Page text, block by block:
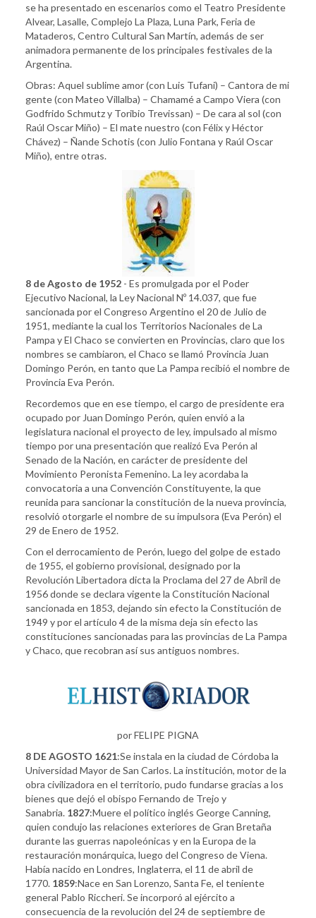
se ha presentado en escenarios como el Teatro Presidente
Alvear, Lasalle, Complejo La Plaza, Luna Park, Feria de
Mataderos, Centro Cultural San Martín, además de ser
animadora permanente de los principales festivales de la
Argentina.
Obras: Aquel sublime amor (con Luis Tufani) – Cantora de mi
gente (con Mateo Villalba) – Chamamé a Campo Viera (con
Godfrido Schmutz y Toribio Trevissan) – De cara al sol (con
Raúl Oscar Miño) – El mate nuestro (con Félix y Héctor
Chávez) – Ñande Schotis (con Julio Fontana y Raúl Oscar
Miño), entre otras.
8 de Agosto de 1952 - Es promulgada por el Poder
Ejecutivo Nacional, la Ley Nacional Nº 14.037, que fue
sancionada por el Congreso Argentino el 20 de Julio de
1951, mediante la cual los Territorios Nacionales de La
Pampa y El Chaco se convierten en Provincias, claro que los
nombres se cambiaron, el Chaco se llamó Provincia Juan
Domingo Perón, en tanto que La Pampa recibió el nombre de
Provincia Eva Perón.
Recordemos que en ese tiempo, el cargo de presidente era
ocupado por Juan Domingo Perón, quien envió a la
legislatura nacional el proyecto de ley, impulsado al mismo
tiempo por una presentación que realizó Eva Perón al
Senado de la Nación, en carácter de presidente del
Movimiento Peronista Femenino. La ley acordaba la
convocatoria a una Convención Constituyente, la que
reunida para sancionar la constitución de la nueva provincia,
resolvió otorgarle el nombre de su impulsora (Eva Perón) el
29 de Enero de 1952.
Con el derrocamiento de Perón, luego del golpe de estado
de 1955, el gobierno provisional, designado por la
Revolución Libertadora dicta la Proclama del 27 de Abril de
1956 donde se declara vigente la Constitución Nacional
sancionada en 1853, dejando sin efecto la Constitución de
1949 y por el artículo 4 de la misma deja sin efecto las
constituciones sancionadas para las provincias de La Pampa
y Chaco, que recobran así sus antiguos nombres.
por FELIPE PIGNA
8 DE AGOSTO 1621:Se instala en la ciudad de Córdoba la
Universidad Mayor de San Carlos. La institución, motor de la
obra civilizadora en el territorio, pudo fundarse gracias a los
bienes que dejó el obispo Fernando de Trejo y
Sanabria. 1827:Muere el político inglés George Canning,
quien condujo las relaciones exteriores de Gran Bretaña
durante las guerras napoleónicas y en la Europa de la
restauración monárquica, luego del Congreso de Viena.
Había nacido en Londres, Inglaterra, el 11 de abril de
1770. 1859:Nace en San Lorenzo, Santa Fe, el teniente
general Pablo Riccheri. Se incorporó al ejército a
consecuencia de la revolución del 24 de septiembre de